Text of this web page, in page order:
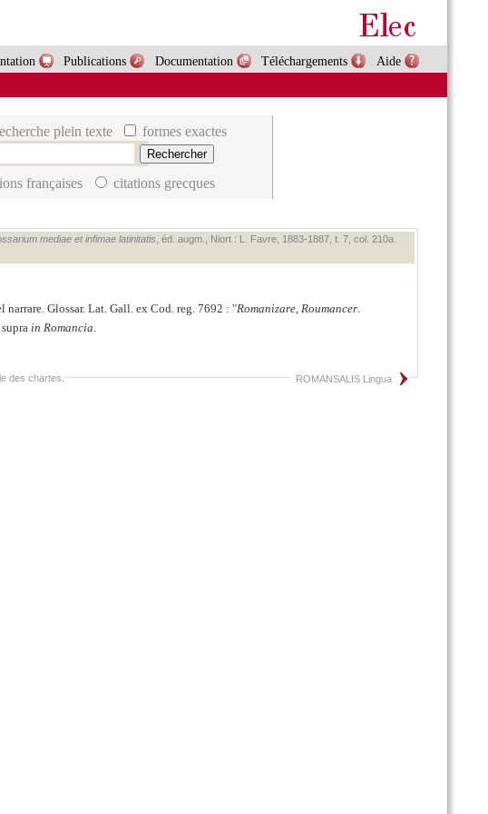
Aide
Téléchargements
Documentation
Publications
plein texte formes exactes
françaises citations grecques
mediae et infimae latinitatis , éd. augm., Niort : L. Favre, 1883‑1887, t. 7, col. 210a.
Glossar. Lat. Gall. ex Cod. reg. 7692 : Romanizare, Roumancer.
in Romancia.
ROMANSALIS Lingua
des chartes